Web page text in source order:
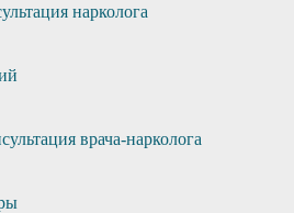
нарколога
врача-нарколога